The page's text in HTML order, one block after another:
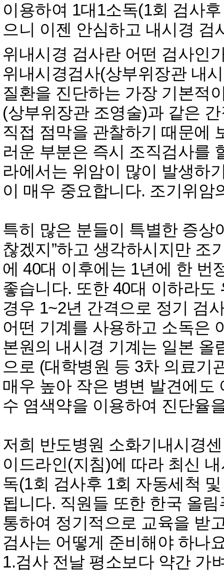
이용하여 1대1소독(1회 검사
으니 이젠 안심하고 내시경 검
위내시경 검사란 어떤 검사인
위내시경검사(상부위장관 내
질환을 진단하는 가장 기본적
(상부위장관 조영술)과 같은
직접 점막을 관찰하기 때문에
러운 부분은 즉시 조직검사를
라에서는 위암이 많이 발생하
이 매우 중요합니다. 조기위암
특히 많은 분들이 특별한 증상
찮겠지”하고 생각하시지만 조
에 40대 이후에는 1년에 한 번
좋습니다. 또한 40대 이하라
경우 1~2년 간격으로 정기 검
어떤 기계를 사용하고 소독은
본원의 내시경 기계는 일본 올
으로 (대학병원 등 3차 의료기
매우 높아 작은 병변 발견에도
수 염색약을 이용하여 진단율
저희 반도병원 소화기내시경
이드라인(지침)에 따라 최신
독(1회 검사후 1회 자동세척
됩니다. 직원들 또한 한국 올
통하여 정기적으로 교육을 받
검사는 어떻게 준비해야 하나
1.검사 전날 평소보다 약간 가